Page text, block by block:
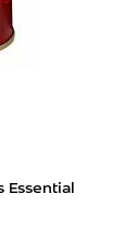
Essential